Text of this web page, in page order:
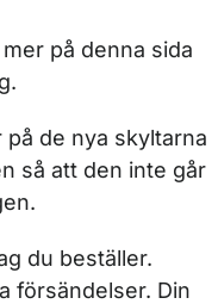
på denna sida
de nya skyltarna
så att den inte går
du beställer.
försändelser. Din